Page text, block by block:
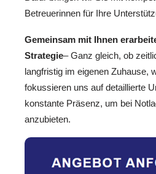
Betreuerinnen für Ihre
Gemeinsam mit Ihnen
Strategie– Ganz gleich, ob
langfristig im eigenen Zuhause,
fokussieren uns auf detaillierte
konstante Präsenz, um bei
anzubieten.